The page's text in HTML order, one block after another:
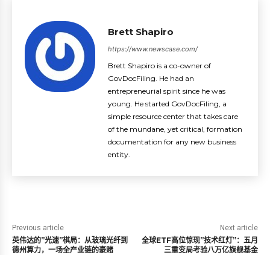
Brett Shapiro
https://www.newscase.com/
Brett Shapiro is a co-owner of
GovDocFiling. He had an
entrepreneurial spirit since he was
young. He started GovDocFiling, a
simple resource center that takes care
of the mundane, yet critical, formation
documentation for any new business
entity.
Previous article
英伟达的”光速”棋局：从玻璃光纤到
德州算力，一场全产业链的豪赌
Next article
全球ETF高位惊现”技术红灯”：五月
三重变局考验八万亿旗舰基金